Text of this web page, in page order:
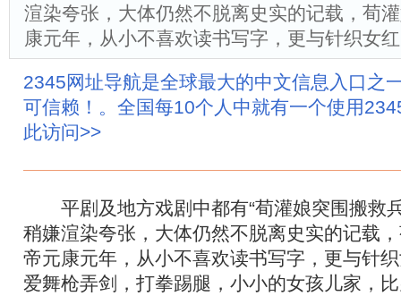
渲染夸张，大体仍然不脱离史实的记载，荀
康元年，从小不喜欢读书写字，更与针织女
2345网址导航是全球最大的中文信息入口之
可信赖！。全国每10个人中就有一个使用
此访问>>
平剧及地方戏剧中都有“荀灌娘突围搬救
稍嫌渲染夸张，大体仍然不脱离史实的记载
帝元康元年，从小不喜欢读书写字，更与针
爱舞枪弄剑，打拳踢腿，小小的女孩儿家，